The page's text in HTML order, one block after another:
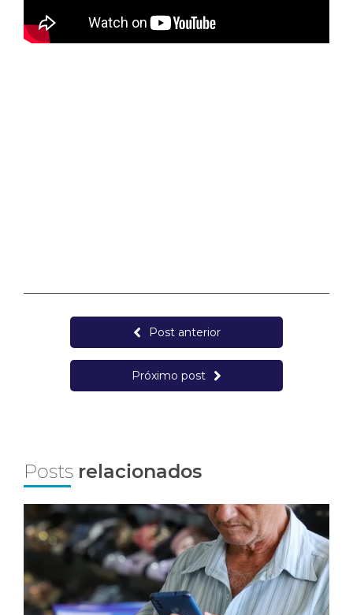
Post anterior
Próximo post
Posts relacionados